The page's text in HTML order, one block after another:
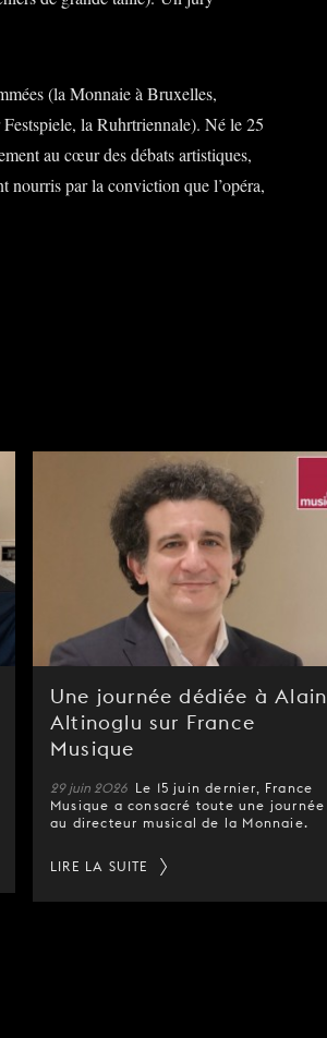
(la Monnaie à Bruxelles,
la Ruhrtriennale). Né le 25
au cœur des débats artistiques,
nourris par la conviction que l’opéra,
Une journée dédiée à Alain
Altinoglu sur France
Musique
29 juin 2026 Le 15 juin dernier, France
Musique a consacré toute une journée
au directeur musical de la Monnaie.
LIRE LA SUITE